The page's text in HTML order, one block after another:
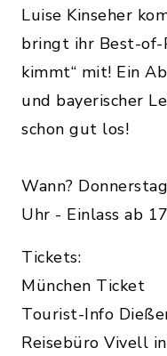
Luise Kinseher
bringt ihr Best-of-
kimmt“ mit! Ein
und bayerischer
schon gut los!
Wann?
Uhr - Einlass ab
Tickets:
München Ticket
Tourist-Info
Reisebüro Vivell